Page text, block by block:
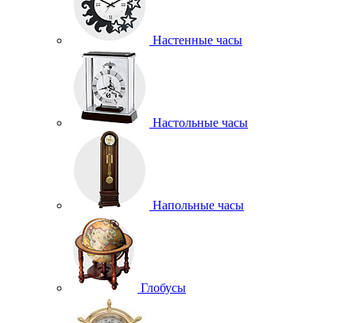
Настенные часы
Настольные часы
Напольные часы
Глобусы